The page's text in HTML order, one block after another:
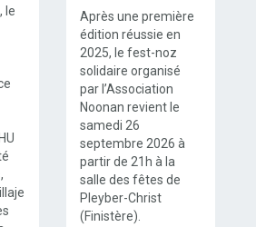
le
Après une première
édition réussie en
2025, le fest-noz
solidaire organisé
par l’Association
Noonan revient le
samedi 26
septembre 2026 à
partir de 21h à la
salle des fêtes de
Pleyber-Christ
(Finistère).